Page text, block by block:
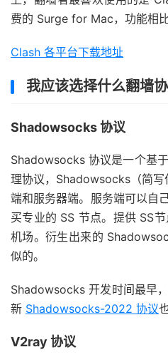
费的 Surge for Mac，功能相
Clash 各平台下载地址
我应该选择什么翻墙协
Shadowsocks 协议
Shadowsocks 协议是一个基
理协议，Shadowsocks（简写
端和服务器端。服务端可以自
买专业的 SS 节点。提供 SS
机场。衍生出来的
似的。
Shadowsocks 开发时间最早
新 Shadowsocks-2022 协议
V2ray 协议